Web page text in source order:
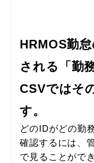
HRMOS勤
される「勤
CSVではそ
す。
どのIDがどの勤
確認するには、
で見ることがで